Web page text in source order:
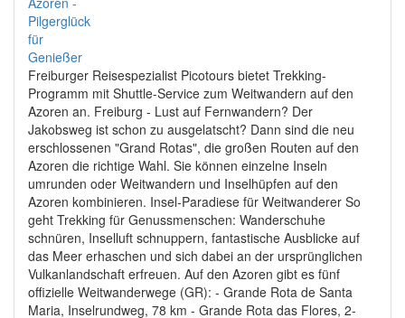
Freiburger Reisespezialist Picotours bietet Trekking-
Programm mit Shuttle-Service zum Weitwandern auf den
Azoren an. Freiburg - Lust auf Fernwandern? Der
Jakobsweg ist schon zu ausgelatscht? Dann sind die neu
erschlossenen "Grand Rotas", die großen Routen auf den
Azoren die richtige Wahl. Sie können einzelne Inseln
umrunden oder Weitwandern und Inselhüpfen auf den
Azoren kombinieren. Insel-Paradiese für Weitwanderer So
geht Trekking für Genussmenschen: Wanderschuhe
schnüren, Inselluft schnuppern, fantastische Ausblicke auf
das Meer erhaschen und sich dabei an der ursprünglichen
Vulkanlandschaft erfreuen. Auf den Azoren gibt es fünf
offizielle Weitwanderwege (GR): - Grande Rota de Santa
Maria, Inselrundweg, 78 km - Grande Rota das Flores, 2-